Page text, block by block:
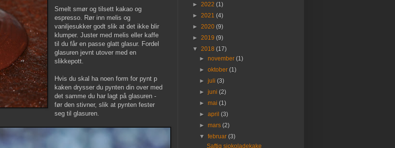
Smelt smør og tilsett kakao og
espresso. Rør inn melis og
vaniljesukker godt slik at det ikke blir
klumper. Juster med melis eller kaffe
til du får en passe glatt glasur. Fordel
glasuren jevnt utover med en
slikkepott.
Hvis du skal ha noen form for pynt p
kaken drysser du pynten din over med
det samme du har lagt på glasuren -
før den stivner, slik at pynten fester
seg til glasuren.
► 2022 (1)
► 2021 (4)
► 2020 (9)
► 2019 (9)
▼ 2018 (17)
►november(1)
►oktober(1)
►juli(3)
►juni(2)
►mai(1)
►april(3)
►mars(2)
▼februar(3)
Saftig sjokoladekake